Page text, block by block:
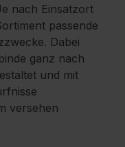
nach Einsatzort
passende
Dabei
ganz nach
und mit
versehen